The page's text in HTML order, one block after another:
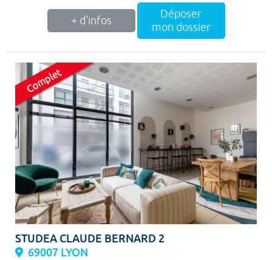
+ d'infos
Déposer
mon dossier
STUDEA CLAUDE BERNARD 2
69007 LYON